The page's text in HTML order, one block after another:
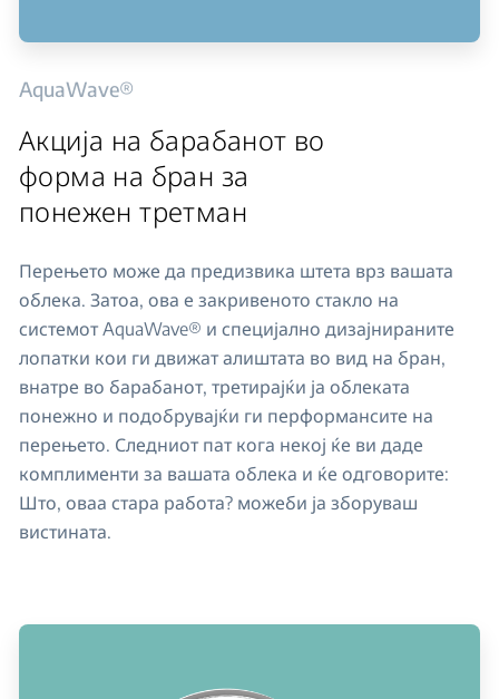
AquaWave®
Акција на барабанот во
форма на бран за
понежен третман
Перењето може да предизвика штета врз вашата
облека. Затоа, ова е закривеното стакло на
системот AquaWave® и специјално дизајнираните
лопатки кои ги движат алиштата во вид на бран,
внатре во барабанот, третирајќи ја облеката
понежно и подобрувајќи ги перформансите на
перењето. Следниот пат кога некој ќе ви даде
комплименти за вашата облека и ќе одговорите:
Што, оваа стара работа? можеби ја зборуваш
вистината.